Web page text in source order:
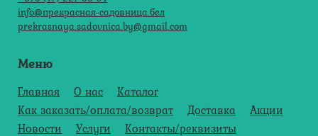
info@прекрасная-садовница.бел
prekrasnaya.sadovnica.by@gmail.com
Меню
Главная О нас
Каталог
Как заказать/оплата/возврат
Доставка
Акции
Новости
Услуги Контакты/реквизиты